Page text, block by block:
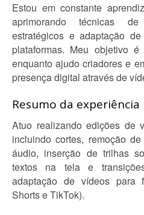
Estou em constante
aprimorando técnicas
estratégicos e adaptação
plataformas. Meu objetivo é
enquanto ajudo criadores e
presença digital através de
Resumo da
Atuo realizando edições de
incluindo cortes, remoção
áudio, inserção de trilhas
textos na tela e
adaptação de vídeos para
Shorts e TikTok).